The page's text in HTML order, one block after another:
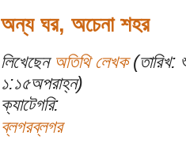
অন্য ঘর, অচেনা শহর
লিখেছেন অতিথি লেখক(তারিখ:
১:১৫অপরাহ্ন)
ক্যাটেগরি:
ব্লগরব্লগর